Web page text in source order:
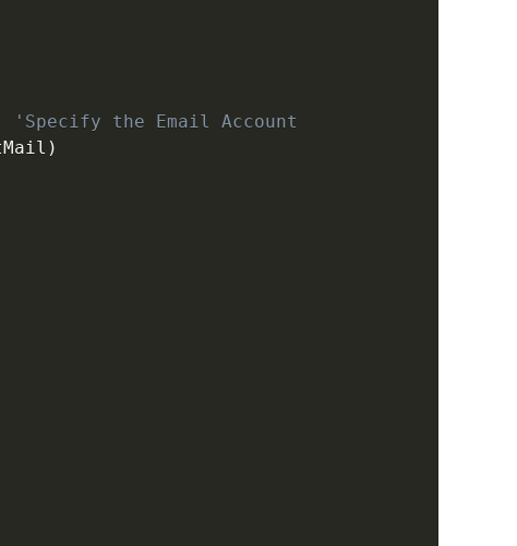
'Specify the Email Account
)